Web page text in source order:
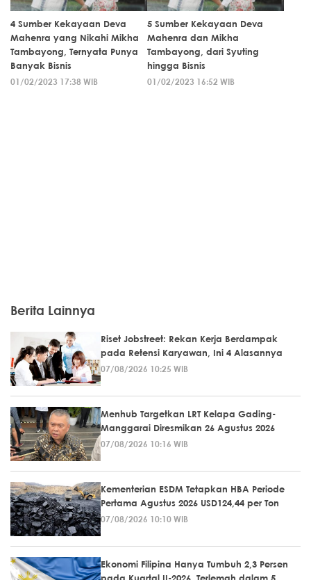
4 Sumber Kekayaan Deva
Mahenra yang Nikahi Mikha
Tambayong, Ternyata Punya
Banyak Bisnis
01/02/2023 17:38 WIB
5 Sumber Kekayaan Deva
Mahenra dan Mikha
Tambayong, dari Syuting
hingga Bisnis
01/02/2023 16:52 WIB
Berita Lainnya
Riset Jobstreet: Rekan Kerja Berdampak
pada Retensi Karyawan, Ini 4 Alasannya
07/08/2026 10:25 WIB
Menhub Targetkan LRT Kelapa Gading-
Manggarai Diresmikan 26 Agustus 2026
07/08/2026 10:16 WIB
Kementerian ESDM Tetapkan HBA Periode
Pertama Agustus 2026 USD124,44 per Ton
07/08/2026 10:10 WIB
Ekonomi Filipina Hanya Tumbuh 2,3 Persen
pada Kuartal II-2026, Terlemah dalam 5